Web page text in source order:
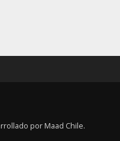
por Maad Chile.